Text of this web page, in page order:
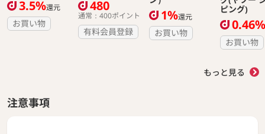
3.5%還元
お買い物
480
通常：400ポイント
有料会員登録
1%還元
お買い物
ピング)
0.46%
お買い物
もっと見る
注意事項